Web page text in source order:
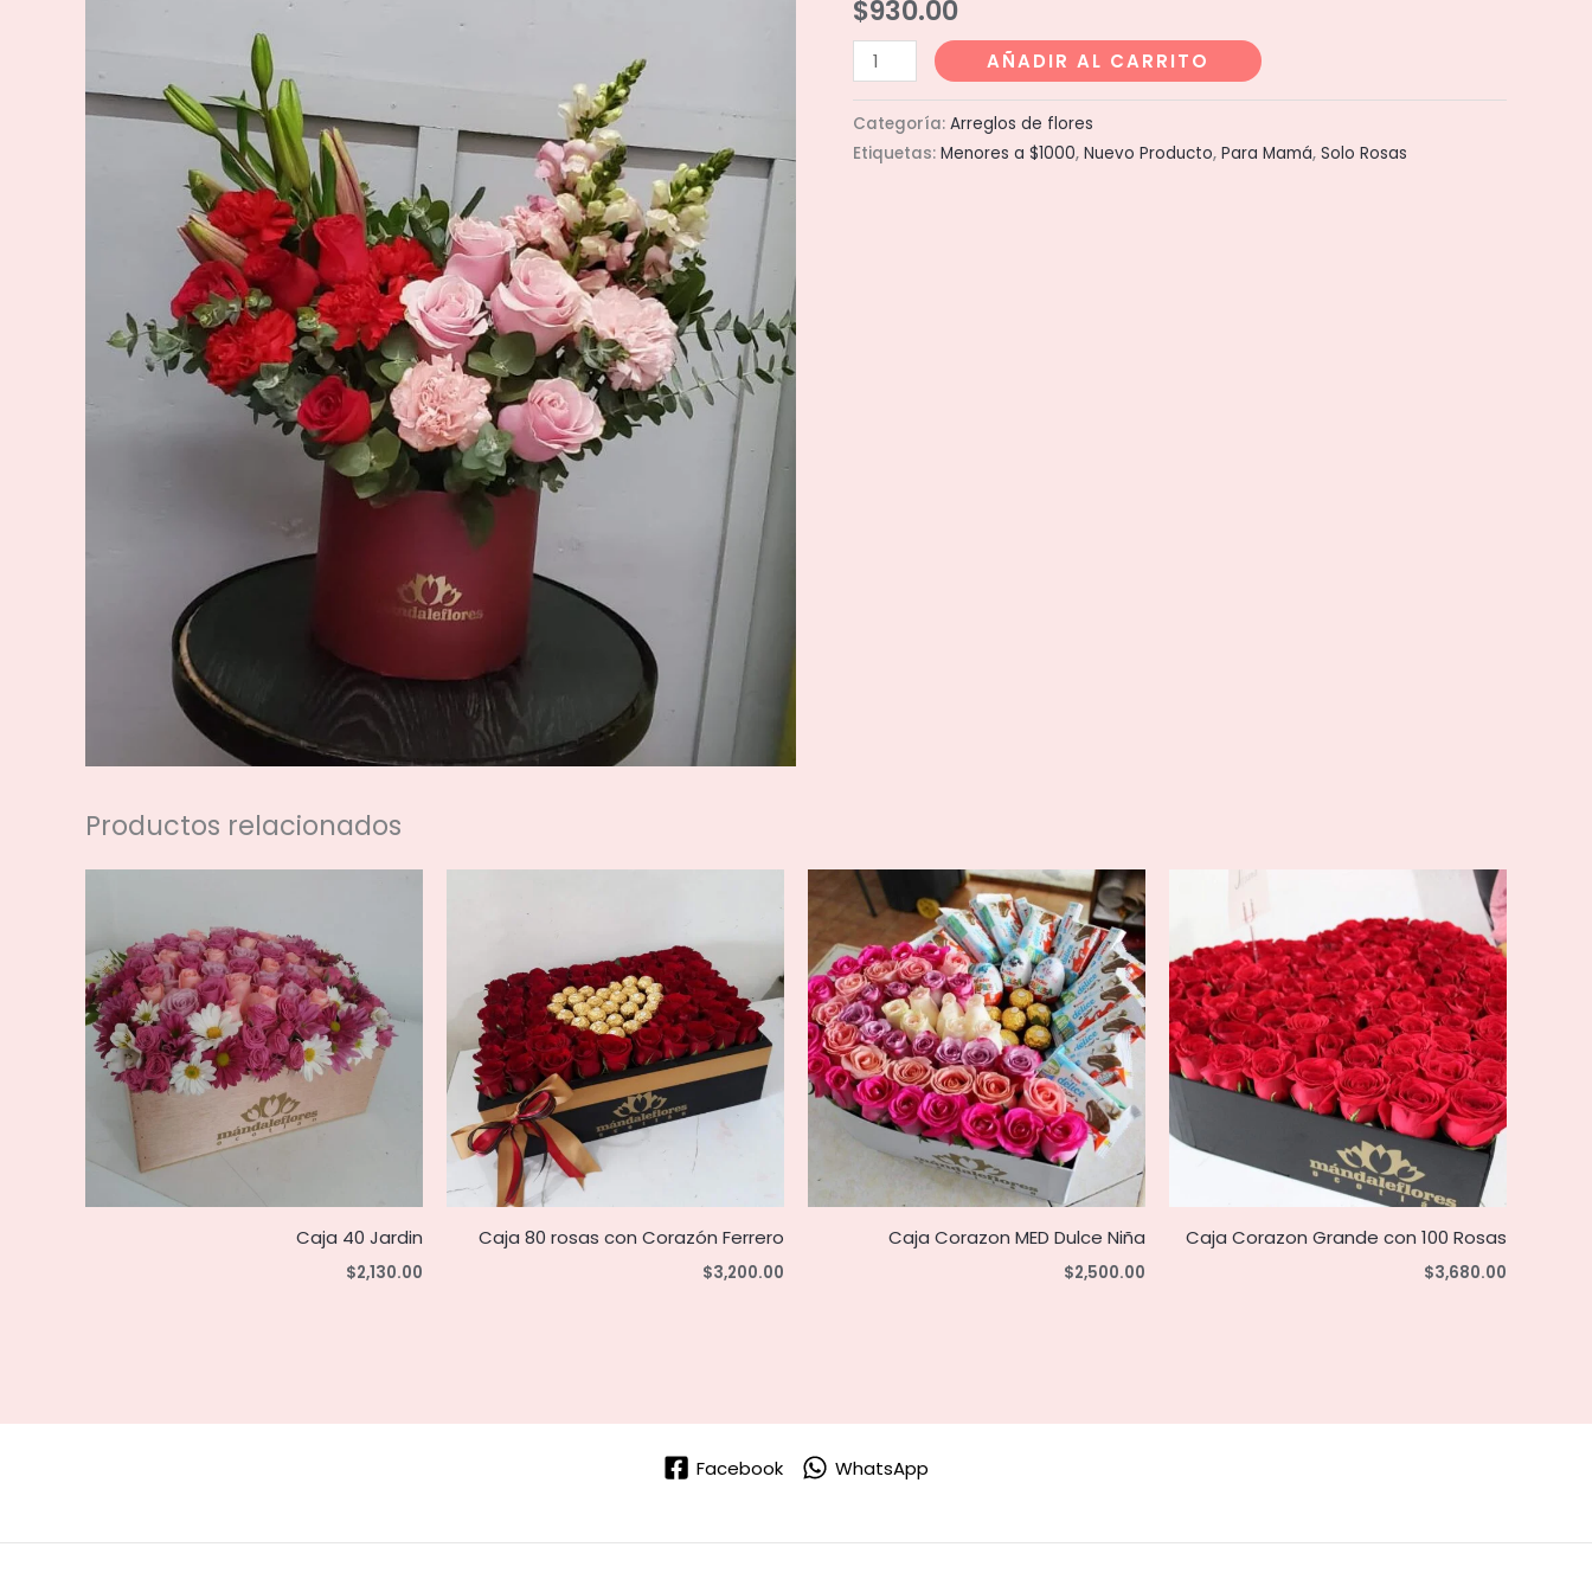
$930.00
Cilindro
chico
Rubi
cantidad
AÑADIR AL CARRITO
Categoría: Arreglos de flores
Etiquetas: Menores a $1000, Nuevo Producto, Para Mamá, Solo Rosas
Productos relacionados
Caja 40 Jardin
$2,130.00
Caja 80 rosas con Corazón Ferrero
$3,200.00
Caja Corazon MED Dulce Niña
$2,500.00
Caja Corazon Grande con 100 Rosas
$3,680.00
Facebook WhatsApp